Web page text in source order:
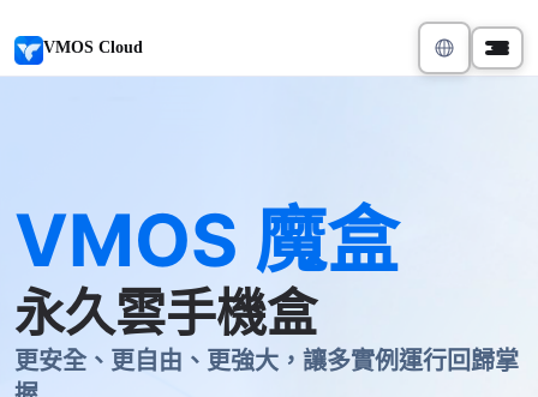
VMOS Cloud
VMOS 魔盒
永久雲手機盒
更安全、更自由、更強大，讓多實例運行回歸掌